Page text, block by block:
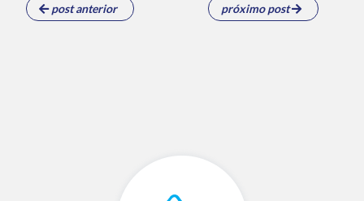
post anterior próximo post